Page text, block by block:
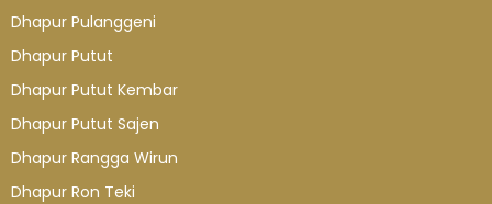
Dhapur Pulanggeni
Dhapur Putut
Dhapur Putut Kembar
Dhapur Putut Sajen
Dhapur Rangga Wirun
Dhapur Ron Teki